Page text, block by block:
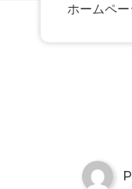
ホームペー